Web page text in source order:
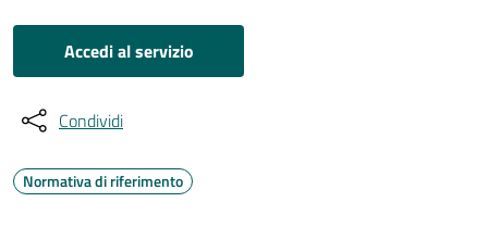
Accedi al servizio
Condividi
Normativa di riferimento